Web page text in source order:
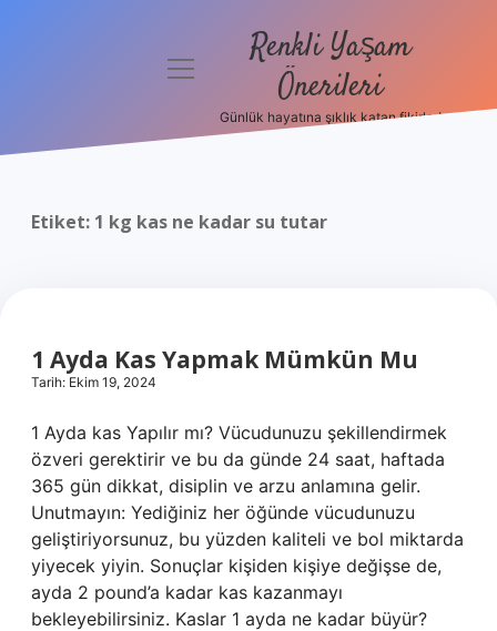
Politikası
menüyü
Renkli Yaşam
Önerileri
Günlük hayatına şıklık katan fikirler!
Etiket: 1 kg kas ne kadar su tutar
1 Ayda Kas Yapmak Mümkün Mu
Tarih: Ekim 19, 2024
1 Ayda kas Yapılır mı? Vücudunuzu şekillendirmek
özveri gerektirir ve bu da günde 24 saat, haftada
365 gün dikkat, disiplin ve arzu anlamına gelir.
Unutmayın: Yediğiniz her öğünde vücudunuzu
geliştiriyorsunuz, bu yüzden kaliteli ve bol miktarda
yiyecek yiyin. Sonuçlar kişiden kişiye değişse de,
ayda 2 pound’a kadar kas kazanmayı
bekleyebilirsiniz. Kaslar 1 ayda ne kadar büyür?